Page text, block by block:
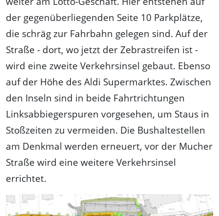
der gegenüberliegenden Seite 10 Parkplätze,
die schräg zur Fahrbahn gelegen sind. Auf der
Straße - dort, wo jetzt der Zebrastreifen ist -
wird eine zweite Verkehrsinsel gebaut. Ebenso
auf der Höhe des Aldi Supermarktes. Zwischen
den Inseln sind in beide Fahrtrichtungen
Linksabbiegerspuren vorgesehen, um Staus in
Stoßzeiten zu vermeiden. Die Bushaltestellen
am Denkmal werden erneuert, vor der Mucher
Straße wird eine weitere Verkehrsinsel
errichtet.